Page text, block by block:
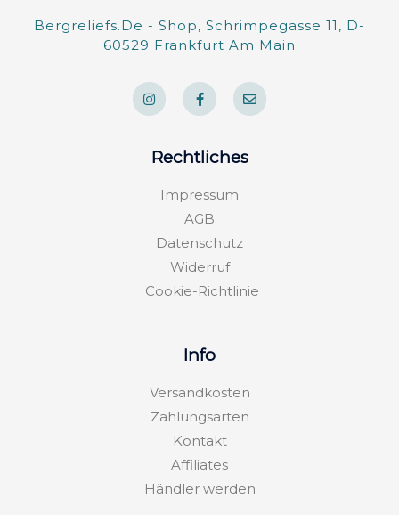
Bergreliefs.de - Shop, Schrimpegasse 11, D-
60529 Frankfurt Am Main
I
n
s
t
r
F
a
c
e
o
o
f
E
n
v
e
Rechtliches
Impressum
AGB
Datenschutz
Widerruf
Cookie-Richtlinie
Info
Versandkosten
Zahlungsarten
Kontakt
Affiliates
Händler werden